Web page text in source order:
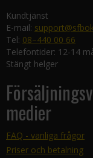
Kundtjänst
E-mail:
Tel: 08–440 00 66
Telefontider: 12-14
Stängt helger
medier
FAQ - vanliga frågor
Priser och betalning